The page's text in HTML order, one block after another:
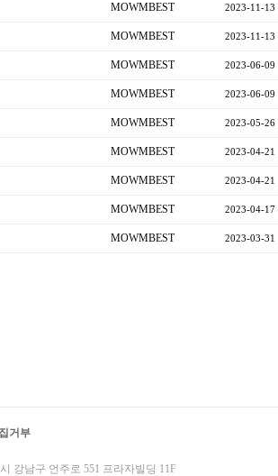
MOWMBEST 2023-11-13
MOWMBEST 2023-11-13
MOWMBEST 2023-06-09
MOWMBEST 2023-06-09
MOWMBEST 2023-05-26
MOWMBEST 2023-04-21
MOWMBEST 2023-04-21
MOWMBEST 2023-04-17
MOWMBEST 2023-03-31
거부
강남구 언주로 551 프라자빌딩 11F